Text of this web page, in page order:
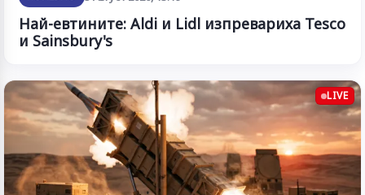
Най-евтините: Aldi и Lidl изпревариха Tesco
и Sainsbury's
LIVE